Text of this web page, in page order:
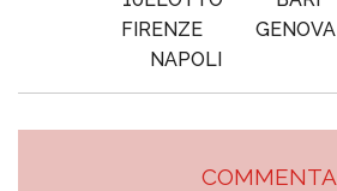
FIRENZE
GENOVA
NAPOLI
COMMENTA